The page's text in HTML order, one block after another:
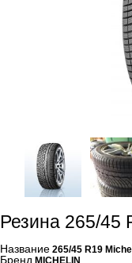
Резина 265/45
Название 265/45 R19
Бренд MICHELIN